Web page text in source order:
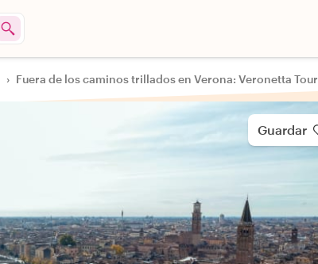
› Fuera de los caminos trillados en Verona: Veronetta Tour
Guardar